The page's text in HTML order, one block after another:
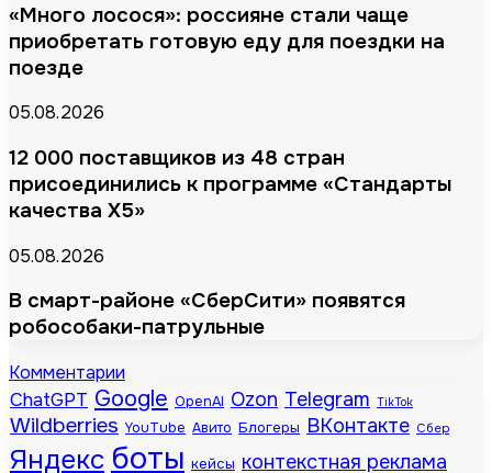
«Много лосося»: россияне стали чаще
приобретать готовую еду для поездки на
поезде
05.08.2026
12 000 поставщиков из 48 стран
присоединились к программе «Стандарты
качества X5»
05.08.2026
В смарт-районе «СберСити» появятся
робособаки-патрульные
Комментарии
ChatGPT Google OpenAI Ozon Telegram TikTok
Wildberries YouTube Авито Блогеры ВКонтакте Сбер
Яндекс боты кейсы контекстная реклама